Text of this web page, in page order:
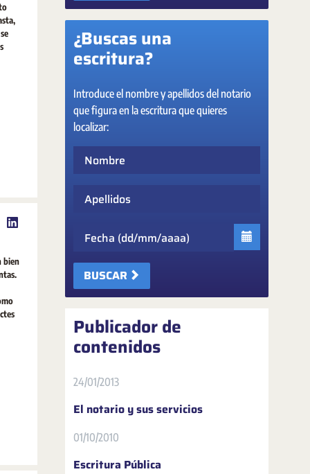
bien
¿Buscas una
escritura?
Introduce el nombre y apellidos del notario
que figura en la escritura que quieres
localizar:
BUSCAR
Publicador de
contenidos
24/01/2013
El notario y sus servicios
01/10/2010
Escritura Pública